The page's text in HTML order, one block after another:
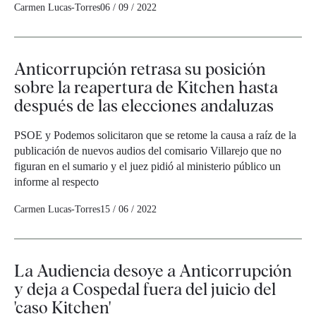
Carmen Lucas-Torres06 / 09 / 2022
Anticorrupción retrasa su posición
sobre la reapertura de Kitchen hasta
después de las elecciones andaluzas
PSOE y Podemos solicitaron que se retome la causa a raíz de la
publicación de nuevos audios del comisario Villarejo que no
figuran en el sumario y el juez pidió al ministerio público un
informe al respecto
Carmen Lucas-Torres15 / 06 / 2022
La Audiencia desoye a Anticorrupción
y deja a Cospedal fuera del juicio del
'caso Kitchen'